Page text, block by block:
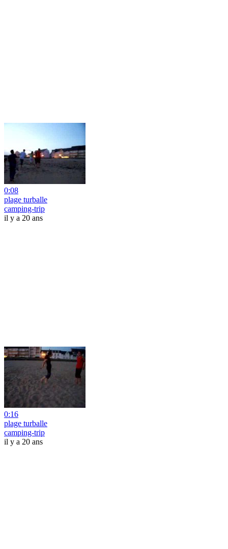
0:08
plage turballe
camping-trip
il y a 20 ans
0:16
plage turballe
camping-trip
il y a 20 ans